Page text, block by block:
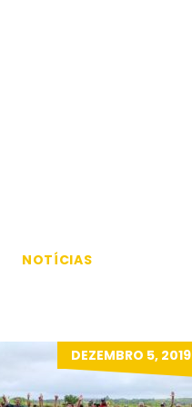
NOTÍCIAS
DEZEMBRO 5, 2019